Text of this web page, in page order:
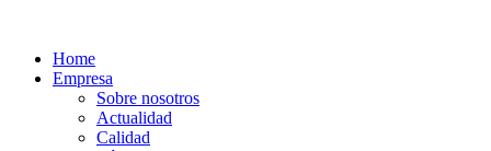
Home
Empresa
Sobre nosotros
Actualidad
Calidad